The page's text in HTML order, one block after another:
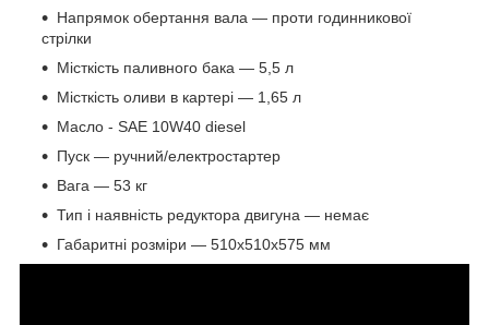
Напрямок обертання вала — проти годинникової
стрілки
Місткість паливного бака — 5,5 л
Місткість оливи в картері — 1,65 л
Масло - SAE 10W40 diesel
Пуск — ручний/електростартер
Вага — 53 кг
Тип і наявність редуктора двигуна — немає
Габаритні розміри — 510х510х575 мм